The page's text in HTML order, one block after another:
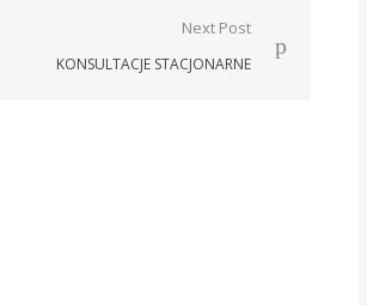
Next Post
KONSULTACJE STACJONARNE